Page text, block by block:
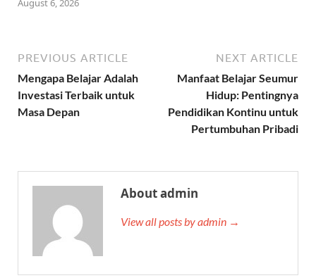
August 6, 2026
PREVIOUS ARTICLE
Mengapa Belajar Adalah
Investasi Terbaik untuk
Masa Depan
NEXT ARTICLE
Manfaat Belajar Seumur
Hidup: Pentingnya
Pendidikan Kontinu untuk
Pertumbuhan Pribadi
About admin
View all posts by admin →